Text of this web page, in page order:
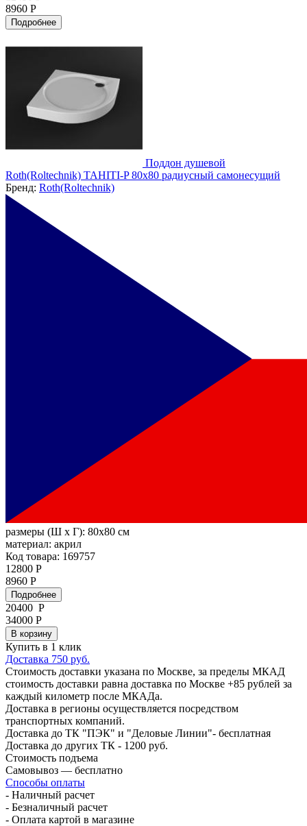
8960 Р
Подробнее
Поддон душевой
Roth(Roltechnik) TAHITI-P 80x80 радиусный самонесущий
Бренд: Roth(Roltechnik)
размеры (Ш х Г): 80x80 см
материал: акрил
Код товара: 169757
12800 Р
8960 Р
Подробнее
20400 Р
34000 Р
В корзину
Купить в 1 клик
Доставка 750 руб.
Стоимость доставки указана по Москве, за пределы МКАД
стоимость доставки равна доставка по Москве +85 рублей за
каждый километр после МКАДа.
Доставка в регионы осуществляется посредством
транспортных компаний.
Доставка до ТК "ПЭК" и "Деловые Линии"- бесплатная
Доставка до других ТК - 1200 руб.
Стоимость подъема
Самовывоз — бесплатно
Способы оплаты
- Наличный расчет
- Безналичный расчет
- Оплата картой в магазине